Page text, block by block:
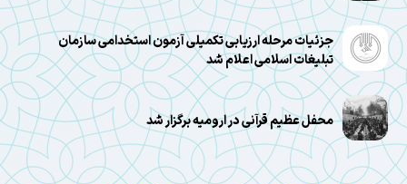
جزئیات مرحله ارزیابی تکمیلی آزمون استخدامی سازمان
تبلیغات اسلامی اعلام شد
محفل عظیم قرآنی در ارومیه برگزار شد